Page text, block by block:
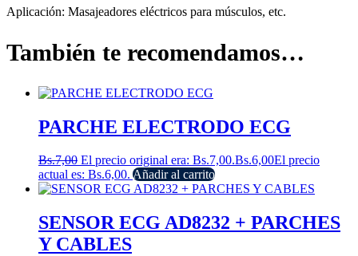
Aplicación: Masajeadores eléctricos para músculos, etc.
También te recomendamos…
PARCHE ELECTRODO ECG
Bs.7,00 El precio original era: Bs.7,00.Bs.6,00El precio
actual es: Bs.6,00. Añadir al carrito
SENSOR ECG AD8232 + PARCHES
Y CABLES